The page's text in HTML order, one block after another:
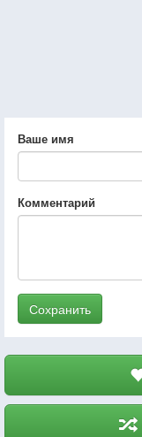
Ваше имя
Комментарий
Сохранить